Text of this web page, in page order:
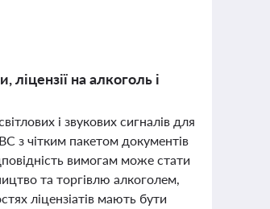
ліцензії на алкоголь і
і звукових сигналів для
з чітким пакетом документів
вимогам може стати
та торгівлю алкоголем,
ліцензіатів мають бути